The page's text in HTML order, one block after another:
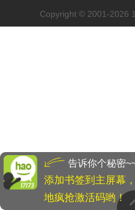
Copyright © 2001-2026
告诉你个秘密
添加书签到主屏幕
地疯抢激活码哟！